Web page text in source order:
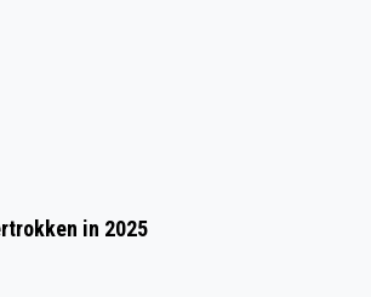
RUIM TWEE
in 2025